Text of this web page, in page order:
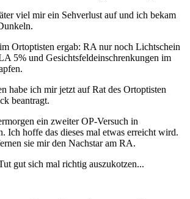
viel mir ein Sehverlust auf und ich bekam
Ortoptisten ergab: RA nur noch Lichtschein
5% und Gesichtsfeldeinschrenkungen im
habe ich mir jetzt auf Rat des Ortoptisten
beantragt.
ein zweiter OP-Versuch in
Ich hoffe das dieses mal etwas erreicht wird.
sie mir den Nachstar am RA.
gut sich mal richtig auszukotzen...